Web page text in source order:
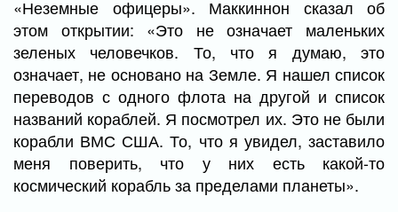
«Неземные офицеры». Маккиннон сказал об
этом открытии: «Это не означает маленьких
зеленых человечков. То, что я думаю, это
означает, не основано на Земле. Я нашел список
переводов с одного флота на другой и список
названий кораблей. Я посмотрел их. Это не были
корабли ВМС США. То, что я увидел, заставило
меня поверить, что у них есть какой-то
космический корабль за пределами планеты».